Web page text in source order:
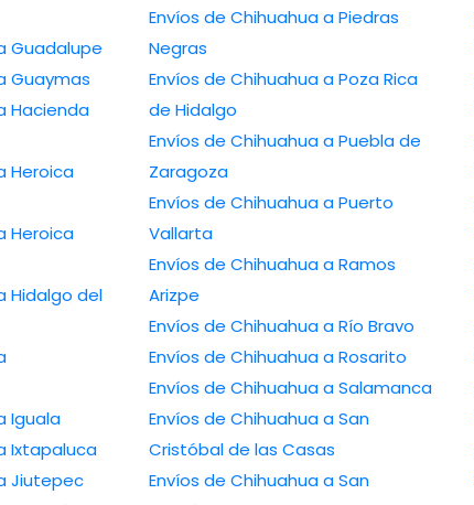
de Chihuahua a Guadalupe
de Chihuahua a Guaymas
de Chihuahua a Iguala
de Chihuahua a Ixtapaluca
de Chihuahua a Jiutepec
Envíos de Chihuahua a Piedras
Negras
Envíos de Chihuahua a Poza Rica
de Hidalgo
Envíos de Chihuahua a Puebla de
Zaragoza
Envíos de Chihuahua a Puerto
Vallarta
Envíos de Chihuahua a Ramos
Arizpe
Envíos de Chihuahua a Río Bravo
Envíos de Chihuahua a Rosarito
Envíos de Chihuahua a Salamanca
Envíos de Chihuahua a San
Cristóbal de las Casas
Envíos de Chihuahua a San